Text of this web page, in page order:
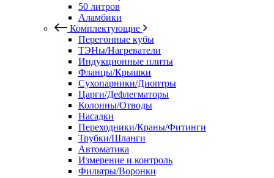
50 литров
Аламбики
Комплектующие
Перегонные кубы
ТЭНы/Нагреватели
Индукционные плиты
Фланцы/Крышки
Сухопарники/Диоптры
Царги/Дефлегматоры
Колонны/Отводы
Насадки
Переходники/Краны/Фитинги
Трубки/Шланги
Автоматика
Измерение и контроль
Фильтры/Воронки